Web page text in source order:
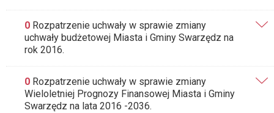
0 Rozpatrzenie uchwały w sprawie zmiany
uchwały budżetowej Miasta i Gminy Swarzędz na
rok 2016.
0 Rozpatrzenie uchwały w sprawie zmiany
Wieloletniej Prognozy Finansowej Miasta i Gminy
Swarzędz na lata 2016 -2036.